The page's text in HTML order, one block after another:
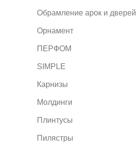
Обрамление арок и дверей
Орнамент
ПЕРФОМ
SIMPLE
Карнизы
Молдинги
Плинтусы
Пилястры